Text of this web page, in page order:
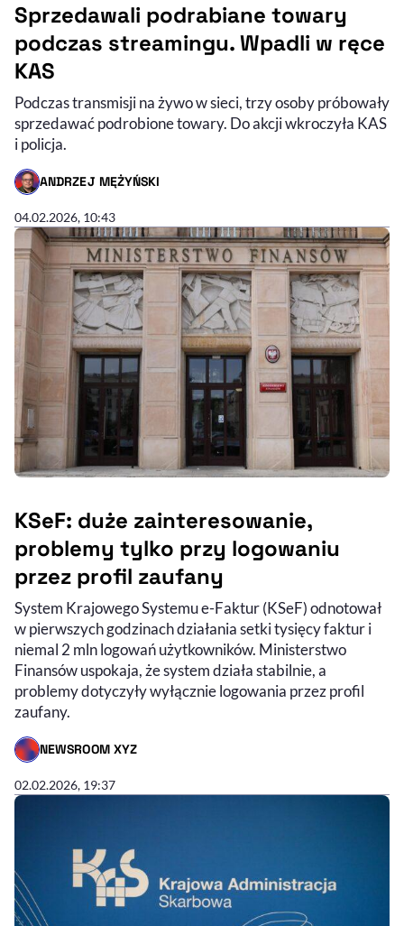
Sprzedawali podrabiane towary
podczas streamingu. Wpadli w ręce
KAS
Podczas transmisji na żywo w sieci, trzy osoby próbowały
sprzedawać podrobione towary. Do akcji wkroczyła KAS
i policja.
ANDRZEJ MĘŻYŃSKI
- AUTOR ARTYKUŁU - PROFIL
04.02.2026, 10:43
KSeF: duże zainteresowanie,
problemy tylko przy logowaniu
przez profil zaufany
System Krajowego Systemu e-Faktur (KSeF) odnotował
w pierwszych godzinach działania setki tysięcy faktur i
niemal 2 mln logowań użytkowników. Ministerstwo
Finansów uspokaja, że system działa stabilnie, a
problemy dotyczyły wyłącznie logowania przez profil
zaufany.
NEWSROOM XYZ
- AUTOR ARTYKUŁU - PROFIL
02.02.2026, 19:37